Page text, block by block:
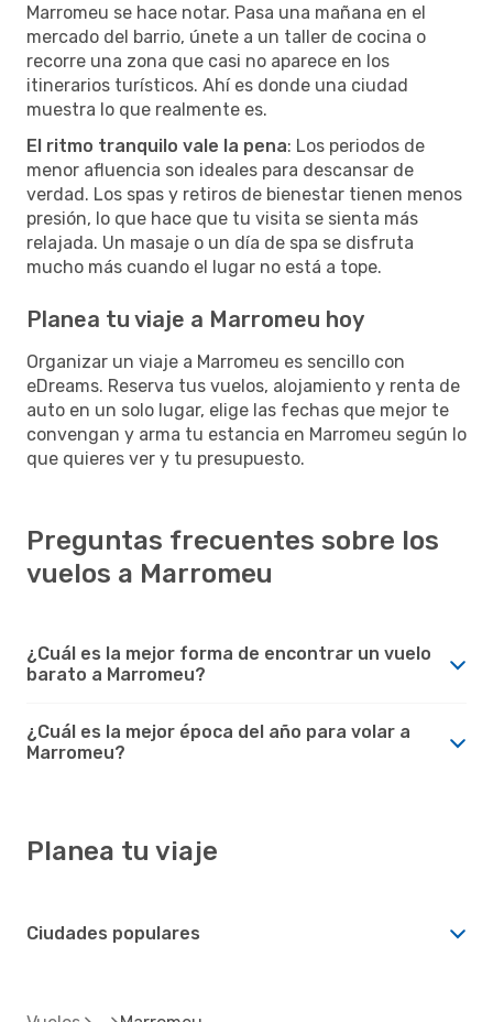
Marromeu se hace notar. Pasa una mañana en el
mercado del barrio, únete a un taller de cocina o
recorre una zona que casi no aparece en los
itinerarios turísticos. Ahí es donde una ciudad
muestra lo que realmente es.
El ritmo tranquilo vale la pena: Los periodos de
menor afluencia son ideales para descansar de
verdad. Los spas y retiros de bienestar tienen menos
presión, lo que hace que tu visita se sienta más
relajada. Un masaje o un día de spa se disfruta
mucho más cuando el lugar no está a tope.
Planea tu viaje a Marromeu hoy
Organizar un viaje a Marromeu es sencillo con
eDreams. Reserva tus vuelos, alojamiento y renta de
auto en un solo lugar, elige las fechas que mejor te
convengan y arma tu estancia en Marromeu según lo
que quieres ver y tu presupuesto.
Preguntas frecuentes sobre los
vuelos a Marromeu
¿Cuál es la mejor forma de encontrar un vuelo
barato a Marromeu?
¿Cuál es la mejor época del año para volar a
Marromeu?
Planea tu viaje
Ciudades populares